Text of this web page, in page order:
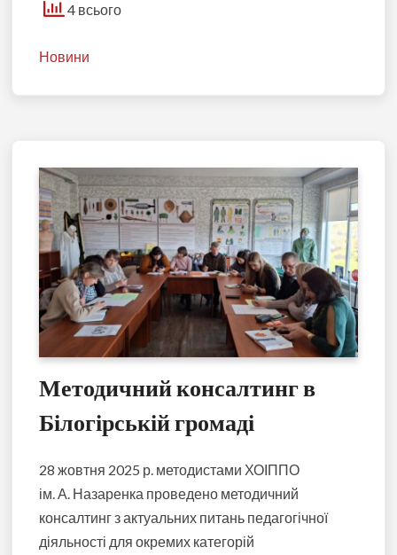
4 всього
Новини
Методичний консалтинг в
Білогірській громаді
28 жовтня 2025 р. методистами ХОІППО
ім. А. Назаренка проведено методичний
консалтинг з актуальних питань педагогічної
діяльності для окремих категорій